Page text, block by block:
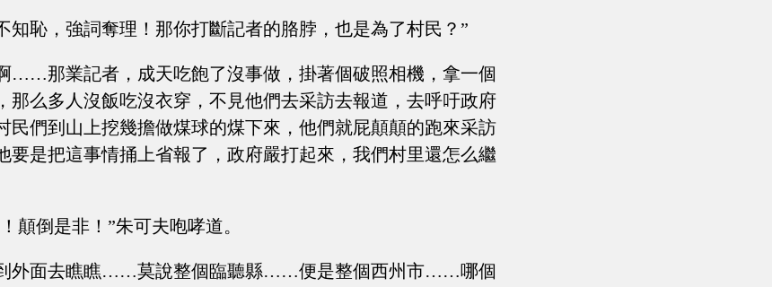
知恥，強詞奪理！那你打斷記者的胳脖，也是為了村民？”
……那業記者，成天吃飽了沒事做，掛著個破照相機，拿一個
那么多人沒飯吃沒衣穿，不見他們去采訪去報道，去呼吁政府
民們到山上挖幾擔做煤球的煤下來，他們就屁顛顛的跑來采訪
要是把這事情捅上省報了，政府嚴打起來，我們村里還怎么繼
顛倒是非！”朱可夫咆哮道。
外面去瞧瞧……莫說整個臨聽縣……便是整個西州市……哪個